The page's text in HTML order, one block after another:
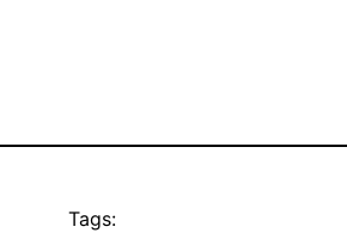
Tags: